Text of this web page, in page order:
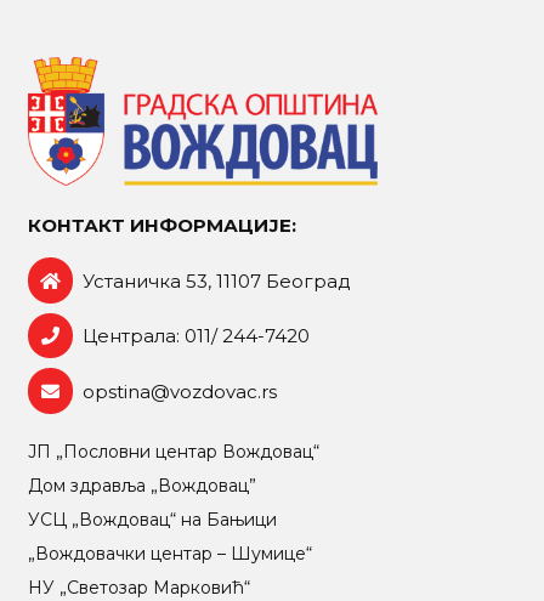
КОНТАКТ ИНФОРМАЦИЈЕ:
Устаничка 53, 11107 Београд
Централа: 011/ 244-7420
opstina@vozdovac.rs
ЈП „Пословни центар Вождовац“
Дом здравља „Вождовац”
УСЦ „Вождовац“ на Бањици
„Вождовачки центар – Шумице“
НУ „Светозар Марковић“